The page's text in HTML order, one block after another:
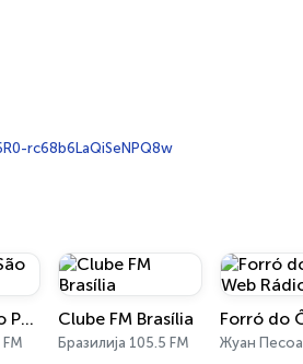
rc68b6LaQiSeNPQ8w
Massa FM São Paulo 92.9 Clube FM Brasília
Бразилија 105.5 FM Жуан Песоа